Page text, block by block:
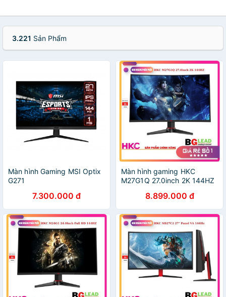
3.221 Sản Phẩm
Màn hình Gaming MSI Optix
G271
7.300.000 đ
Màn hình gaming HKC
M27G1Q 27.0inch 2K 144HZ
8.899.000 đ